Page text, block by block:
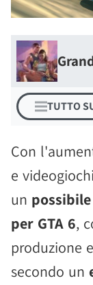
TUTTO
Con
e
un
per GTA 6,
produzione
secondo un